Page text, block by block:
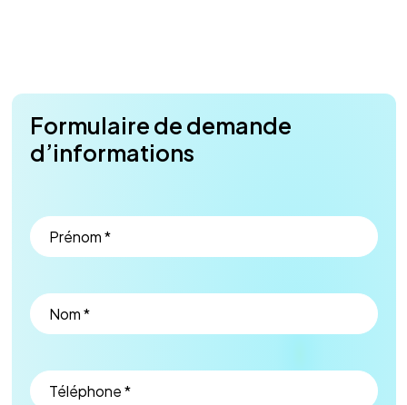
Formulaire de demande
d’informations